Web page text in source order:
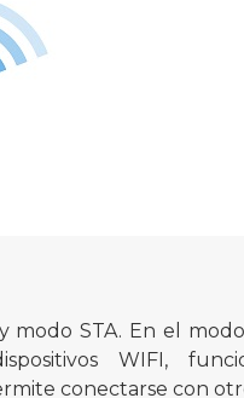
modo STA. En el
WIFI,
conectarse con